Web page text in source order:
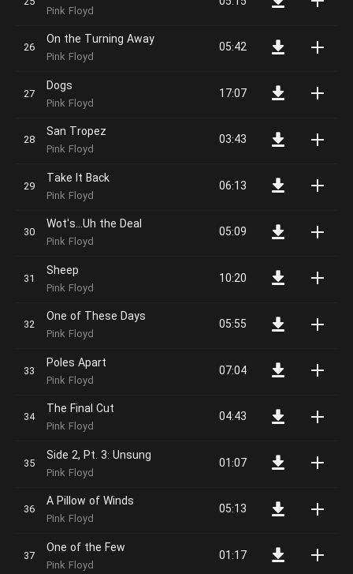
Pink Floyd
On the Turning Away
Pink Floyd
05:42
Dogs
Pink Floyd
17:07
San Tropez
Pink Floyd
03:43
Take It Back
Pink Floyd
06:13
Wot's...Uh the Deal
Pink Floyd
05:09
Sheep
Pink Floyd
10:20
One of These Days
Pink Floyd
05:55
Poles Apart
Pink Floyd
07:04
The Final Cut
Pink Floyd
04:43
Side 2, Pt. 3: Unsung
Pink Floyd
01:07
A Pillow of Winds
Pink Floyd
05:13
One of the Few
Pink Floyd
01:17